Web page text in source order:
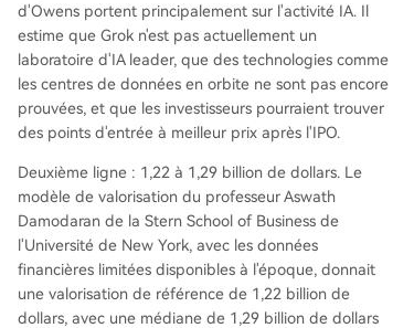
d'Owens portent principalement sur l'activité IA. Il
estime que Grok n'est pas actuellement un
laboratoire d'IA leader, que des technologies comme
les centres de données en orbite ne sont pas encore
prouvées, et que les investisseurs pourraient trouver
des points d'entrée à meilleur prix après l'IPO.
Deuxième ligne : 1,22 à 1,29 billion de dollars. Le
modèle de valorisation du professeur Aswath
Damodaran de la Stern School of Business de
l'Université de New York, avec les données
financières limitées disponibles à l'époque, donnait
une valorisation de référence de 1,22 billion de
dollars, avec une médiane de 1,29 billion de dollars